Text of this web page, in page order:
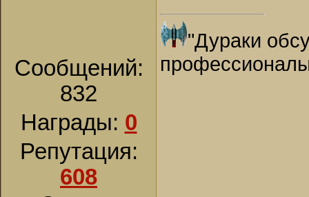
Сообщений:
832
Награды: 0
Репутация:
608
"Дураки